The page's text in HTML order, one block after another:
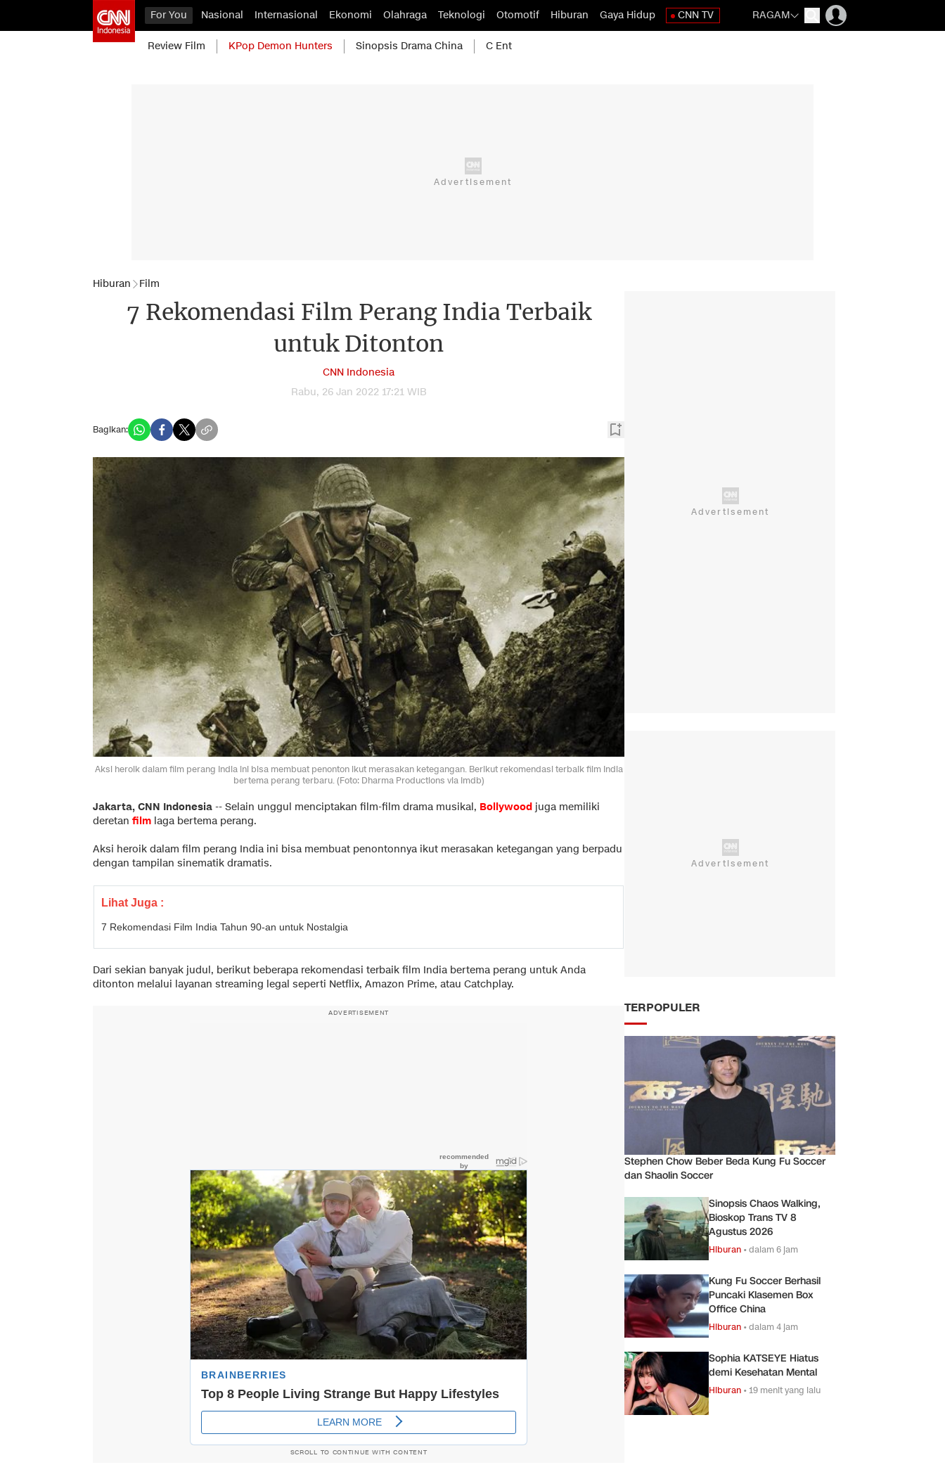
For You Nasional Internasional Ekonomi Olahraga Teknologi Otomotif Hiburan Gaya Hidup CNN TV RAGAM
Review Film KPop Demon Hunters Sinopsis Drama China C Ent
Hiburan Film
7 Rekomendasi Film Perang India Terbaik
untuk Ditonton
CNN Indonesia
Rabu, 26 Jan 2022 17:21 WIB
Bagikan:
Aksi heroik dalam film perang India ini bisa membuat penonton ikut merasakan ketegangan. Berikut rekomendasi terbaik film India
bertema perang terbaru. (Foto: Dharma Productions via Imdb)
Jakarta, CNN Indonesia -- Selain unggul menciptakan film-film drama musikal, Bollywood juga memiliki
deretan film laga bertema perang.
Aksi heroik dalam film perang India ini bisa membuat penontonnya ikut merasakan ketegangan yang berpadu
dengan tampilan sinematik dramatis.
Lihat Juga :
7 Rekomendasi Film India Tahun 90-an untuk Nostalgia
Dari sekian banyak judul, berikut beberapa rekomendasi terbaik film India bertema perang untuk Anda
ditonton melalui layanan streaming legal seperti Netflix, Amazon Prime, atau Catchplay.
ADVERTISEMENT
SCROLL TO CONTINUE WITH CONTENT
TERPOPULER
Stephen Chow Beber Beda Kung Fu Soccer
dan Shaolin Soccer
Sinopsis Chaos Walking,
Bioskop Trans TV 8
Agustus 2026
Hiburan •dalam 6 jam
Kung Fu Soccer Berhasil
Puncaki Klasemen Box
Office China
Hiburan •dalam 4 jam
Sophia KATSEYE Hiatus
demi Kesehatan Mental
Hiburan •19 menit yang lalu